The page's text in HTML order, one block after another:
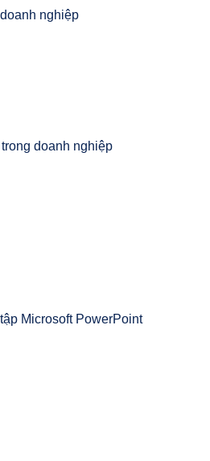
nghiệp
doanh nghiệp
Microsoft PowerPoint